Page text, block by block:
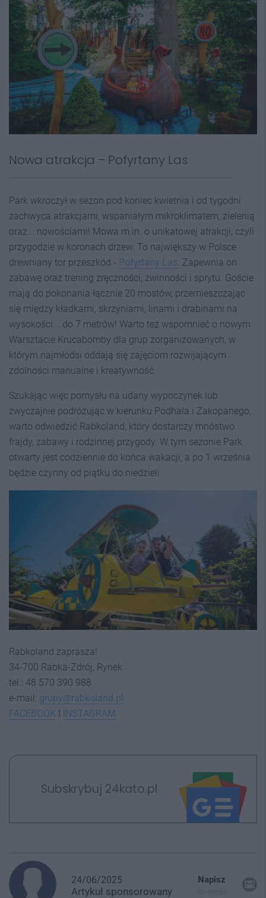
Nowa atrakcja – Pofyrtany Las
Park wkroczył w sezon pod koniec kwietnia i od tygodni
zachwyca atrakcjami, wspaniałym mikroklimatem, zielenią
oraz... nowościami! Mowa m.in. o unikatowej atrakcji, czyli
przygodzie w koronach drzew. To największy w Polsce
drewniany tor przeszkód - Pofyrtany Las. Zapewnia on
zabawę oraz trening zręczności, zwinności i sprytu. Goście
mają do pokonania łącznie 20 mostów, przemieszczając
się między kładkami, skrzyniami, linami i drabinami na
wysokości... do 7 metrów! Warto też wspomnieć o nowym
Warsztacie Krucabomby dla grup zorganizowanych, w
którym najmłodsi oddają się zajęciom rozwijającym
zdolności manualne i kreatywność.
Szukając więc pomysłu na udany wypoczynek lub
zwyczajnie podróżując w kierunku Podhala i Zakopanego,
warto odwiedzić Rabkoland, który dostarczy mnóstwo
frajdy, zabawy i rodzinnej przygody. W tym sezonie Park
otwarty jest codziennie do końca wakacji, a po 1 września
będzie czynny od piątku do niedzieli.
Rabkoland zaprasza!
34-700 Rabka-Zdrój, Rynek
tel.: 48 570 390 988
e-mail: grupy@rabkoland.pl
FACEBOOK
INSTAGRAM
Subskrybuj 24kato.pl
24/06/2025
Artykuł sponsorowany
Napisz